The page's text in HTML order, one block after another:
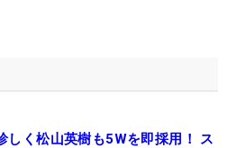
しく松山英樹も5Wを即採用！ ス